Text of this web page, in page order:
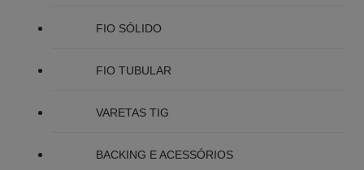
FIO SÓLIDO
FIO TUBULAR
VARETAS TIG
BACKING E ACESSÓRIOS